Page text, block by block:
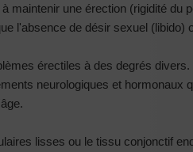
une érection (rigidité du
l'absence de désir sexuel (libido)
érectiles à des degrés
neurologiques et hormonaux
lisses ou le tissu conjonctif